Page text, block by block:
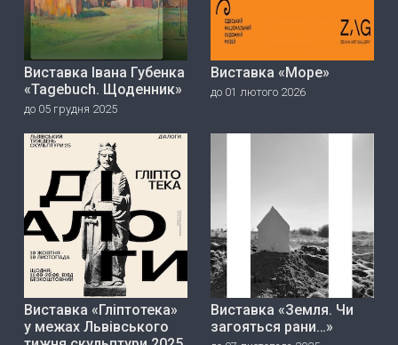
Виставка Івана Губенка
«Tagebuch. Щоденник»
до 05 грудня 2025
Виставка «Море»
до 01 лютого 2026
Виставка «Гліптотека»
у межах Львівського
Виставка «Земля. Чи
загояться рани…»